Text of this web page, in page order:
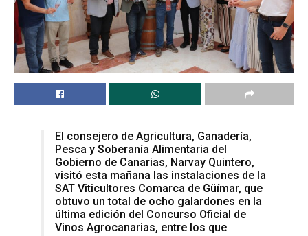
El consejero de Agricultura, Ganadería,
Pesca y Soberanía Alimentaria del
Gobierno de Canarias, Narvay Quintero,
visitó esta mañana las instalaciones de la
SAT Viticultores Comarca de Güímar, que
obtuvo un total de ocho galardones en la
última edición del Concurso Oficial de
Vinos Agrocanarias, entre los que